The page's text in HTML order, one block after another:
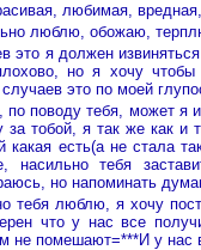
любимая,
люблю, обожаю,
это я должен
но я хочу
это по моей
по поводу тебя, может я
за тобой, я так же как
какая есть(а не
насильно тебя
но напоминать
тебя люблю, я хочу
что у нас все
не помешают=***И у нас